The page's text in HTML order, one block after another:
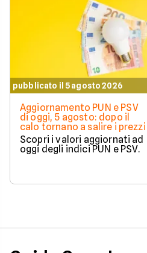
pubblicato il 5 agosto 2026
Aggiornamento PUN e PSV
di oggi, 5 agosto: dopo il
calo tornano a salire i prezzi
Scopri i valori aggiornati ad
oggi degli indici PUN e PSV.